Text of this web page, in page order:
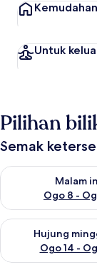
Untuk
Pilihan
Semak
Malam
Ogo 8 -
Semak
Hujung
Ogo 14 -
Semak